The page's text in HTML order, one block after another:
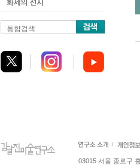
통합검색
03015 서울 종로구